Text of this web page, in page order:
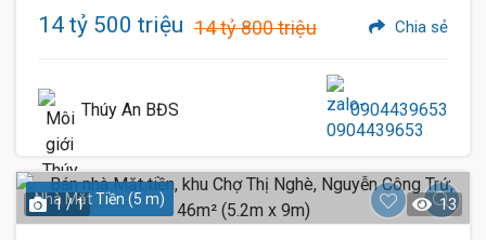
14 tỷ 500 triệu 14 tỷ 800 triệu Chia sẻ
Thúy An BĐS 0904439653
Nhà Mặt Tiền (5 m)
1 / 1 13